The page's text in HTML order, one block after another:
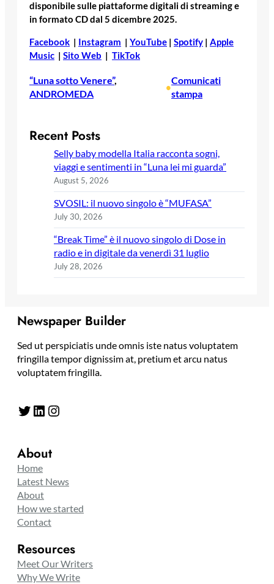
disponibile sulle piattaforme digitali di streaming e
in formato CD dal 5 dicembre 2025.
Facebook | Instagram | YouTube | Spotify | Apple
Music | Sito Web | TikTok
“Luna sotto Venere”
ANDROMEDA
•
Comunicati
stampa
Recent Posts
Selly baby modella Italia racconta sogni,
viaggi e sentimenti in “Luna lei mi guarda”
August 5, 2026
SVOSIL: il nuovo singolo è “MUFASA”
July 30, 2026
“Break Time” è il nuovo singolo di Dose in
radio e in digitale da venerdì 31 luglio
July 28, 2026
Newspaper Builder
Sed ut perspiciatis unde omnis iste natus voluptatem
fringilla tempor dignissim at, pretium et arcu natus
voluptatem fringilla.
Twitter LinkedIn Instagram
About
Home
Latest News
About
How we started
Contact
Resources
Meet Our Writers
Why We Write